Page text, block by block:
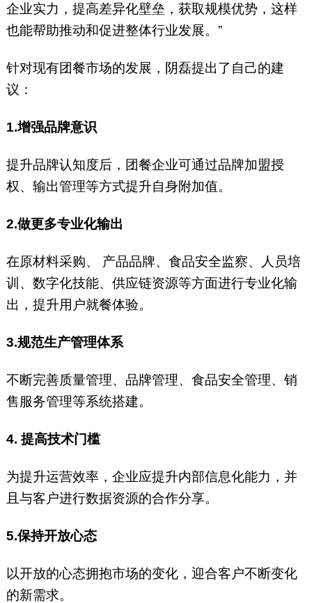
企业实力，提高差异化壁垒，获取规模优势，这样
也能帮助推动和促进整体行业发展。”
针对现有团餐市场的发展，阴磊提出了自己的建
议：
1.增强品牌意识
提升品牌认知度后，团餐企业可通过品牌加盟授
权、输出管理等方式提升自身附加值。
2.做更多专业化输出
在原材料采购、 产品品牌、食品安全监察、人员培
训、数字化技能、供应链资源等方面进行专业化输
出，提升用户就餐体验。
3.规范生产管理体系
不断完善质量管理、品牌管理、食品安全管理、销
售服务管理等系统搭建。
4. 提高技术门槛
为提升运营效率，企业应提升内部信息化能力，并
且与客户进行数据资源的合作分享。
5.保持开放心态
以开放的心态拥抱市场的变化，迎合客户不断变化
的新需求。